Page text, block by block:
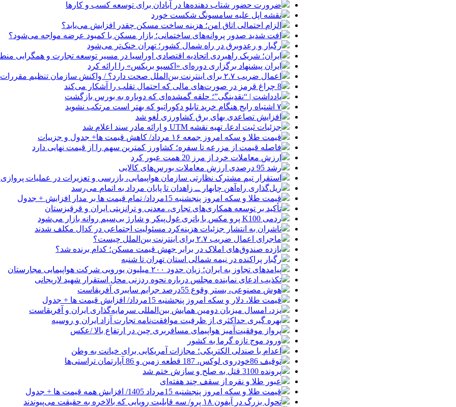
ضرورت حضور شتاب ‌دهنده‌ها در آبادان برای توسعه کسب‌ و کارها
نقشه اپل علیه سامسونگ شکست خورد
الزام احتمالی اتاق امن؛ هزینه ساخت مسکن چقدر افزایش می‌یابد؟
افت شدید صدور پروانه‌های ساختمانی؛ بازار مسکن با کمبود عرضه مواجه می‌شود؟
رگبار و رعدوبرق در راه شمال کشور؛ تهران خنک‌تر می‌شود
ایران؛ شریک راهبردی اتحادیه اقتصادی اوراسیا در مسیر توسعه تجارت و همگرایی
ایران پیشنهاد برگزاری دوره‌ای «اکسپو بریکس» را ارائه کرد
اعمال ضریب ۲.۷ برای اینترنت بین‌الملل صحت دارد؟ / واکنش سازمان تنظیم مقررات
8 چراغ قرمز در صورت‌های مالی که احتمال تقلب را آشکار می‌کند
یادداشت | “نقدینگی”؛ حلقه گمشده‌ای که دوباره به بورس بازگشت
۷ اشتباه رایج هنگام خرید تابلو دکوراتیو که بهتر است مرتکب نشوید
افزایش تصاعدی بهای برق کشاورزی لغو شد
جزئیات ثبت ادعا، تهیه نقشه UTM و ارائه مادر سند اعلام شد
قیمت طلا و سکه امروز جمعه ۱۶ مرداد/ کاهش قیمت ها+ جدول و جزییات
فاصله قیمت از مزرعه تا سفره؛ کشاورز کمترین سهم را از قیمت نهایی دارد
ارزش معاملات خرد از مرز 20 همت عبور کرد
رشد 95 درصدی ارزش معاملات بورس‌های کالایی
استقرار تیم مشترک نظارتی سازمان هواپیمایی، بازرسی و تعزیرات در عملیات پروازی
ریل‌گذاری راه‌آهن چابهار ــ زاهدان تا پایان مرداد به اتمام می‌رسد
قیمت طلا و سکه امروز پنجشنبه 15مرداد/ تمام قیمت ها بر مدار افزایش + جدول
تأکید بر توسعه همکاری‌های تجاری، معدنی و ترانزیتی ایران و قرقیزستان
ردمی K100 پرو مکس با باتری غول‌پیکر و شارژ بی‌سیم روانه بازار می‌شود
ناشران به انتشار جزئیات هزینه‌کرد مسئولیت اجتماعی در کدال مکلف شدند
ماجرای اعمال ضریب ۲.۷ برای اینترنت بین‌الملل چیست؟
بازده صندوق‌های املاک در برابر جهش قیمت مسکن؛ کدام برنده شد؟
رگبار پراکنده در نیمه شمالی استان تهران تا شنبه
پیامدهای تجاوز به ایران؛ زیان حدود ۲۰۰ میلیون یورویی شرکت هواپیمایی مجارستان
تکذیب ادعای نماینده مجلس درباره نحوه ردزنی محل استقرار شهید لاریجانی
هوش مصنوعی، بستر وقوع 55درصد جرایم سایبری آفریقاست
قیمت طلا، دلار و سکه امروز پنجشنبه 15مرداد/ افزایش قیمت ها + جدول
یزد، امسال میزبان دومین همایش بین‌المللی سرمایه‌گذاری ایران و آفریقاست
بهره گیری حداکثری از ظرفیت موافقت‌نامه تجارت آزاد ایران و روسیه
پرواز موفقیت‌آمیز هواپیمای مسافربری چین در ارتفاع بالا /عکس
ورود موج تازه گرما به کشور
اعدام با صندلی الکتریکی؛ مجازات آمریکایی برای خیانت به وطن
توقیف 86خودروی لوکس، 187 قطعه زمین و 86 آپارتمان تراستی‌ها
پرونده 3100 قتل به صلح و سازش ختم شد
عبور طلا و نقره از سقف چند هفته‌ای
قیمت طلا و سکه امروز پنجشنبه 15مرداد 1405/ افزایش همه قیمت ها + جدول
تحول بزرگ در آیفون ۱۸ پرو/ سه قابلیت رویایی که بالاخره به حقیقت می‌پیوندند